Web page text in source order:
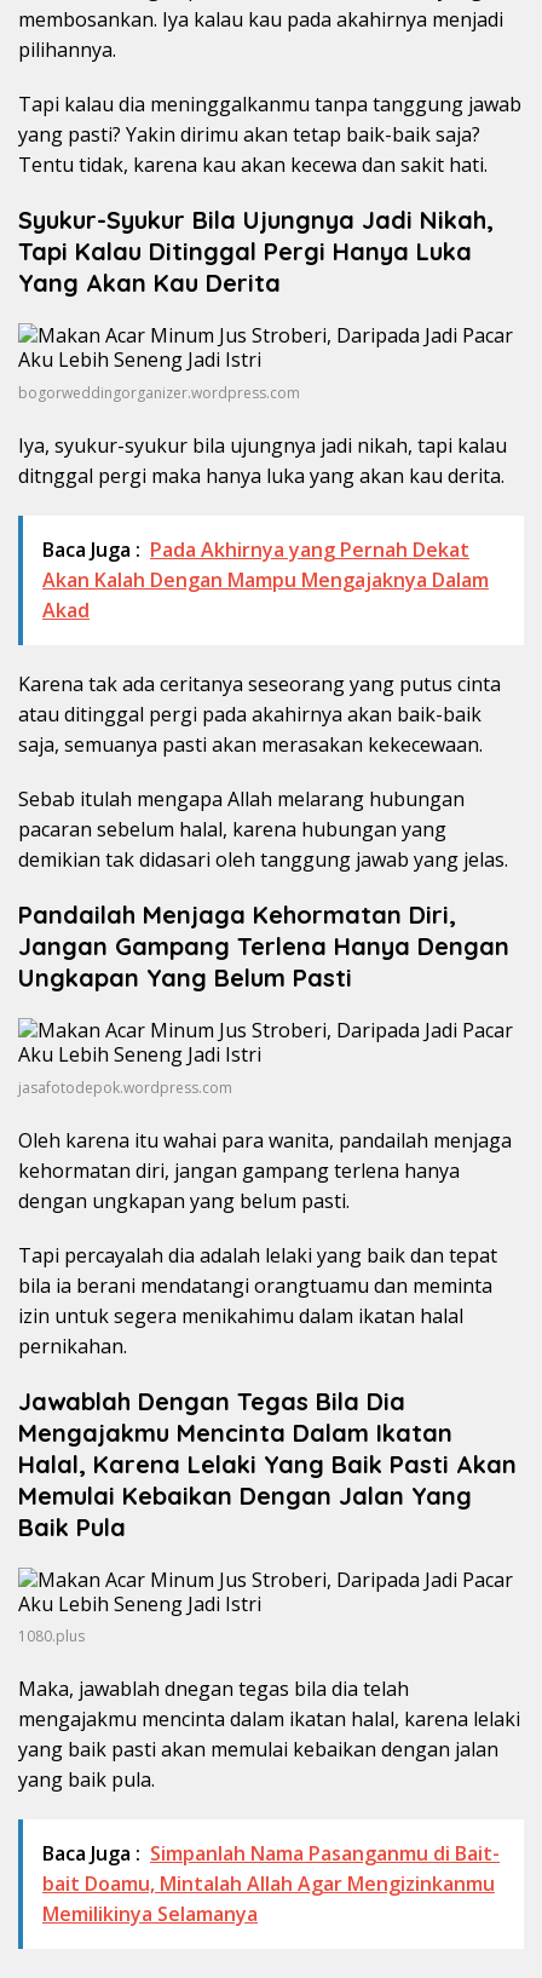
membosankan. Iya kalau kau pada akahirnya menjadi
pilihannya.
Tapi kalau dia meninggalkanmu tanpa tanggung jawab
yang pasti? Yakin dirimu akan tetap baik-baik saja?
Tentu tidak, karena kau akan kecewa dan sakit hati.
Syukur-Syukur Bila Ujungnya Jadi Nikah,
Tapi Kalau Ditinggal Pergi Hanya Luka
Yang Akan Kau Derita
bogorweddingorganizer.wordpress.com
Iya, syukur-syukur bila ujungnya jadi nikah, tapi kalau
ditnggal pergi maka hanya luka yang akan kau derita.
Baca Juga : Pada Akhirnya yang Pernah Dekat
Akan Kalah Dengan Mampu Mengajaknya Dalam
Akad
Karena tak ada ceritanya seseorang yang putus cinta
atau ditinggal pergi pada akahirnya akan baik-baik
saja, semuanya pasti akan merasakan kekecewaan.
Sebab itulah mengapa Allah melarang hubungan
pacaran sebelum halal, karena hubungan yang
demikian tak didasari oleh tanggung jawab yang jelas.
Pandailah Menjaga Kehormatan Diri,
Jangan Gampang Terlena Hanya Dengan
Ungkapan Yang Belum Pasti
jasafotodepok.wordpress.com
Oleh karena itu wahai para wanita, pandailah menjaga
kehormatan diri, jangan gampang terlena hanya
dengan ungkapan yang belum pasti.
Tapi percayalah dia adalah lelaki yang baik dan tepat
bila ia berani mendatangi orangtuamu dan meminta
izin untuk segera menikahimu dalam ikatan halal
pernikahan.
Jawablah Dengan Tegas Bila Dia
Mengajakmu Mencinta Dalam Ikatan
Halal, Karena Lelaki Yang Baik Pasti Akan
Memulai Kebaikan Dengan Jalan Yang
Baik Pula
1080.plus
Maka, jawablah dnegan tegas bila dia telah
mengajakmu mencinta dalam ikatan halal, karena lelaki
yang baik pasti akan memulai kebaikan dengan jalan
yang baik pula.
Baca Juga : Simpanlah Nama Pasanganmu di Bait-
bait Doamu, Mintalah Allah Agar Mengizinkanmu
Memilikinya Selamanya